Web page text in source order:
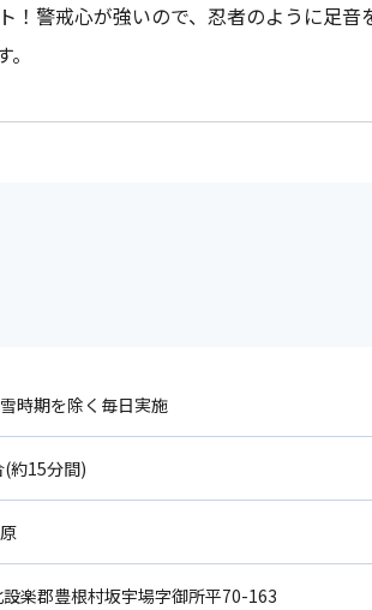
！警戒心が強いので、忍者のように足
時期を除く毎日実施
約15分間)
楽郡豊根村坂宇場字御所平70-163